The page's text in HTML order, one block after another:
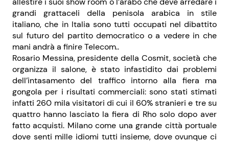
grandi grattaceli della penisola arabica in stile
italiano, che in Italia sono tutti occupati nel dibattito
sul futuro del partito democratico o a vedere in che
mani andrà a finire Telecom..
Rosario Messina, presidente della Cosmit, società che
organizza il salone, è stato infastidito dai problemi
dell’intasamento del traffico intorno alla fiera ma
gongola per i risultati commerciali: sono stati stimati
infatti 260 mila visitatori di cui il 60% stranieri e tre su
quattro hanno lasciato la fiera di Rho solo dopo aver
fatto acquisti. Milano come una grande città portuale
dove senti mille idiomi tutti insieme, dove ovunque ci